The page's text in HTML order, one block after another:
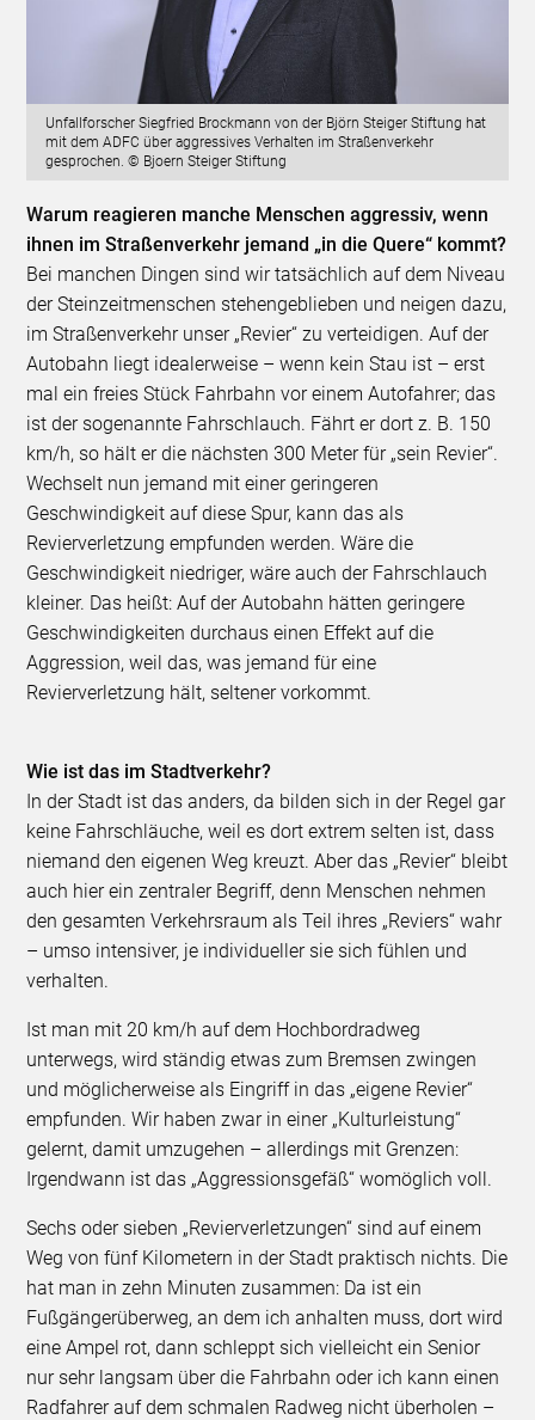
Unfallforscher Siegfried Brockmann von der Björn Steiger Stiftung hat
mit dem ADFC über aggressives Verhalten im Straßenverkehr
gesprochen. © Bjoern Steiger Stiftung
Warum reagieren manche Menschen aggressiv, wenn
ihnen im Straßenverkehr jemand „in die Quere“ kommt?
Bei manchen Dingen sind wir tatsächlich auf dem Niveau
der Steinzeitmenschen stehengeblieben und neigen dazu,
im Straßenverkehr unser „Revier“ zu verteidigen. Auf der
Autobahn liegt idealerweise – wenn kein Stau ist – erst
mal ein freies Stück Fahrbahn vor einem Autofahrer; das
ist der sogenannte Fahrschlauch. Fährt er dort z. B. 150
km/h, so hält er die nächsten 300 Meter für „sein Revier“.
Wechselt nun jemand mit einer geringeren
Geschwindigkeit auf diese Spur, kann das als
Revierverletzung empfunden werden. Wäre die
Geschwindigkeit niedriger, wäre auch der Fahrschlauch
kleiner. Das heißt: Auf der Autobahn hätten geringere
Geschwindigkeiten durchaus einen Effekt auf die
Aggression, weil das, was jemand für eine
Revierverletzung hält, seltener vorkommt.
Wie ist das im Stadtverkehr?
In der Stadt ist das anders, da bilden sich in der Regel gar
keine Fahrschläuche, weil es dort extrem selten ist, dass
niemand den eigenen Weg kreuzt. Aber das „Revier“ bleibt
auch hier ein zentraler Begriff, denn Menschen nehmen
den gesamten Verkehrsraum als Teil ihres „Reviers“ wahr
– umso intensiver, je individueller sie sich fühlen und
verhalten.
Ist man mit 20 km/h auf dem Hochbordradweg
unterwegs, wird ständig etwas zum Bremsen zwingen
und möglicherweise als Eingriff in das „eigene Revier“
empfunden. Wir haben zwar in einer „Kulturleistung“
gelernt, damit umzugehen – allerdings mit Grenzen:
Irgendwann ist das „Aggressionsgefäß“ womöglich voll.
Sechs oder sieben „Revierverletzungen“ sind auf einem
Weg von fünf Kilometern in der Stadt praktisch nichts. Die
hat man in zehn Minuten zusammen: Da ist ein
Fußgängerüberweg, an dem ich anhalten muss, dort wird
eine Ampel rot, dann schleppt sich vielleicht ein Senior
nur sehr langsam über die Fahrbahn oder ich kann einen
Radfahrer auf dem schmalen Radweg nicht überholen –